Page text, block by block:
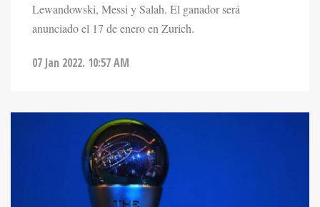
Lewandowski, Messi y Salah. El ganador será
anunciado el 17 de enero en Zurich.
07 Jan 2022. 10:57 AM